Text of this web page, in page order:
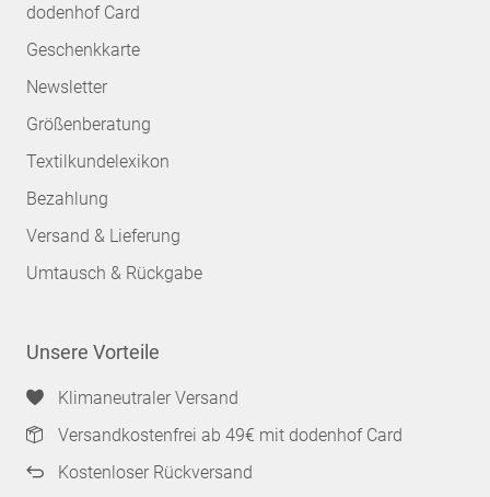
dodenhof Card
Geschenkkarte
Newsletter
Größenberatung
Textilkundelexikon
Bezahlung
Versand & Lieferung
Umtausch & Rückgabe
Unsere Vorteile
Klimaneutraler Versand
Versandkostenfrei ab 49€ mit dodenhof Card
Kostenloser Rückversand